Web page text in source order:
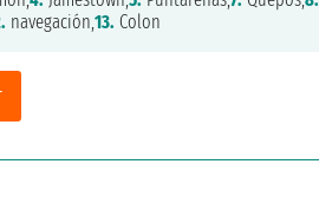
navegación,13. Colon